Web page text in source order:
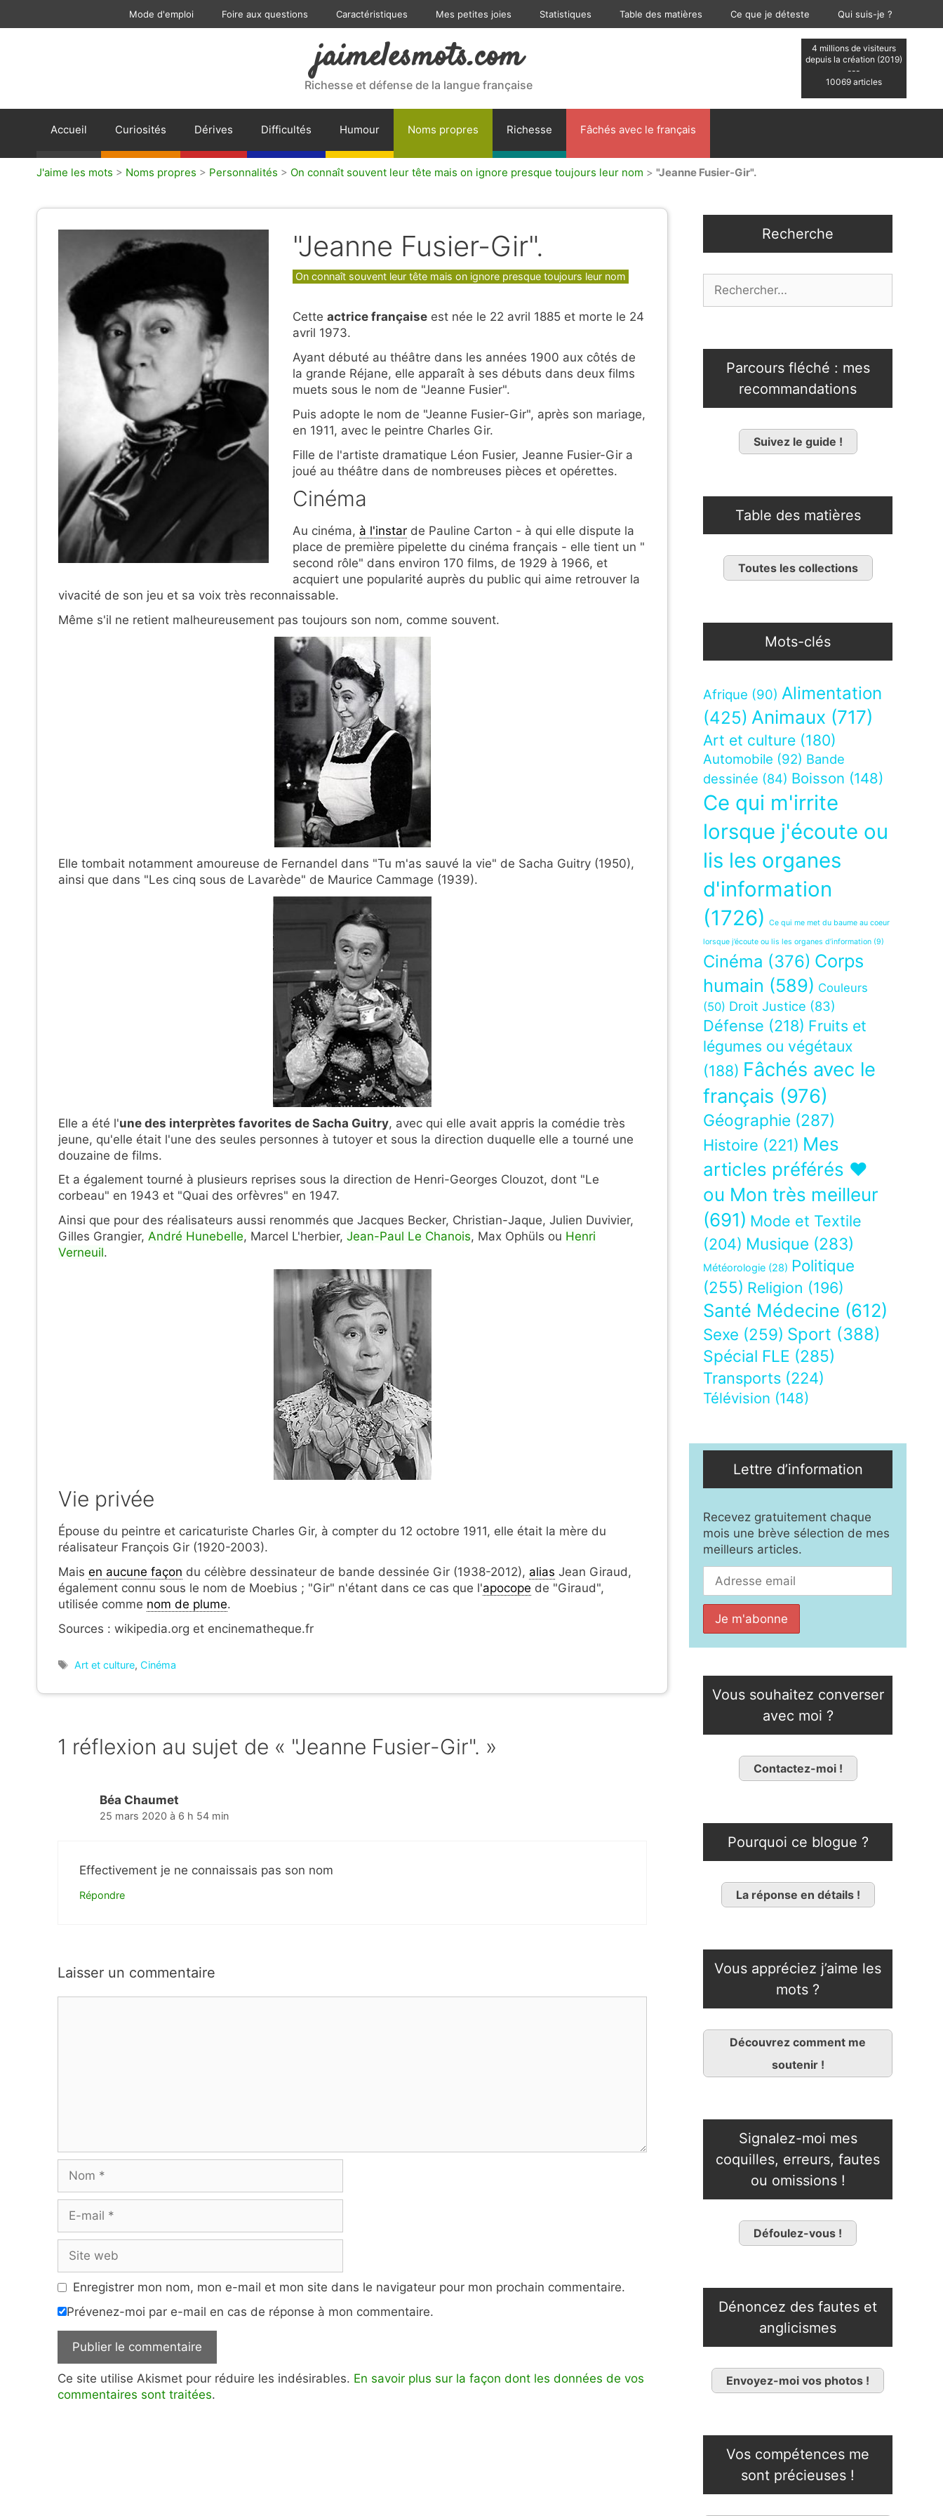
Mode d'emploi Foire aux questions Caractéristiques Mes petites joies Statistiques Table des matières Ce que je déteste Qui suis-je ?
4 millions de visiteurs
depuis la création (2019)
---
10069 articles
jaimelesmots.com
Richesse et défense de la langue française
Accueil Curiosités Dérives Difficultés Humour Noms propres Richesse Fâchés avec le français
J'aime les mots > Noms propres > Personnalités > On connaît souvent leur tête mais on ignore presque toujours leur nom > "Jeanne Fusier-Gir".
"Jeanne Fusier-Gir".
Catégories
On connaît souvent leur tête mais on ignore presque toujours leur nom
Cette actrice française est née le 22 avril 1885 et morte le 24
avril 1973.
Ayant débuté au théâtre dans les années 1900 aux côtés de
la grande Réjane, elle apparaît à ses débuts dans deux films
muets sous le nom de "Jeanne Fusier".
Puis adopte le nom de "Jeanne Fusier-Gir", après son mariage,
en 1911, avec le peintre Charles Gir.
Fille de l'artiste dramatique Léon Fusier, Jeanne Fusier-Gir a
joué au théâtre dans de nombreuses pièces et opérettes.
Cinéma
Au cinéma, à l'instar de Pauline Carton - à qui elle dispute la
place de première pipelette du cinéma français - elle tient un "
second rôle" dans environ 170 films, de 1929 à 1966, et
acquiert une popularité auprès du public qui aime retrouver la
vivacité de son jeu et sa voix très reconnaissable.
Même s'il ne retient malheureusement pas toujours son nom, comme souvent.
Elle tombait notamment amoureuse de Fernandel dans "Tu m'as sauvé la vie" de Sacha Guitry (1950),
ainsi que dans "Les cinq sous de Lavarède" de Maurice Cammage (1939).
Elle a été l'une des interprètes favorites de Sacha Guitry, avec qui elle avait appris la comédie très
jeune, qu'elle était l'une des seules personnes à tutoyer et sous la direction duquelle elle a tourné une
douzaine de films.
Et a également tourné à plusieurs reprises sous la direction de Henri-Georges Clouzot, dont "Le
corbeau" en 1943 et "Quai des orfèvres" en 1947.
Ainsi que pour des réalisateurs aussi renommés que Jacques Becker, Christian-Jaque, Julien Duvivier,
Gilles Grangier, André Hunebelle, Marcel L'herbier, Jean-Paul Le Chanois, Max Ophüls ou Henri
Verneuil.
Vie privée
Épouse du peintre et caricaturiste Charles Gir, à compter du 12 octobre 1911, elle était la mère du
réalisateur François Gir (1920-2003).
Mais en aucune façon du célèbre dessinateur de bande dessinée Gir (1938-2012), alias Jean Giraud,
également connu sous le nom de Moebius ; "Gir" n'étant dans ce cas que l'apocope de "Giraud",
utilisée comme nom de plume.
Sources : wikipedia.org et encinematheque.fr
Étiquettes
Art et culture, Cinéma
1 réflexion au sujet de « "Jeanne Fusier-Gir". »
Béa Chaumet
25 mars 2020 à 6 h 54 min
Effectivement je ne connaissais pas son nom
Répondre
Laisser un commentaire
mail
web
Enregistrer mon nom, mon e-mail et mon site dans le navigateur pour mon prochain commentaire.
Prévenez-moi par e-mail en cas de réponse à mon commentaire.
Ce site utilise Akismet pour réduire les indésirables. En savoir plus sur la façon dont les données de vos
commentaires sont traitées.
Recherche
Parcours fléché : mes
recommandations
Suivez le guide !
Table des matières
Toutes les collections
Mots-clés
Afrique (90) Alimentation
(425) Animaux (717)
Art et culture (180)
Automobile (92) Bande
dessinée (84) Boisson (148)
Ce qui m'irrite
lorsque j'écoute ou
lis les organes
d'information
(1726)
Ce qui me met du baume au coeur
lorsque j’écoute ou lis les organes d’information (9)
Cinéma (376) Corps
humain (589) Couleurs
(50) Droit Justice (83)
Défense (218) Fruits et
légumes ou végétaux
(188) Fâchés avec le
français (976)
Géographie (287)
Histoire (221) Mes
articles préférés ❤
ou Mon très meilleur
(691) Mode et Textile
(204) Musique (283)
Météorologie (28) Politique
(255) Religion (196)
Santé Médecine (612)
Sexe (259) Sport (388)
Spécial FLE (285)
Transports (224)
Télévision (148)
Lettre d’information
Recevez gratuitement chaque
mois une brève sélection de mes
meilleurs articles.
Vous souhaitez converser
avec moi ?
Contactez-moi !
Pourquoi ce blogue ?
La réponse en détails !
Vous appréciez j’aime les
mots ?
Découvrez comment me
soutenir !
Signalez-moi mes
coquilles, erreurs, fautes
ou omissions !
Défoulez-vous !
Dénoncez des fautes et
anglicismes
Envoyez-moi vos photos !
Vos compétences me
sont précieuses !